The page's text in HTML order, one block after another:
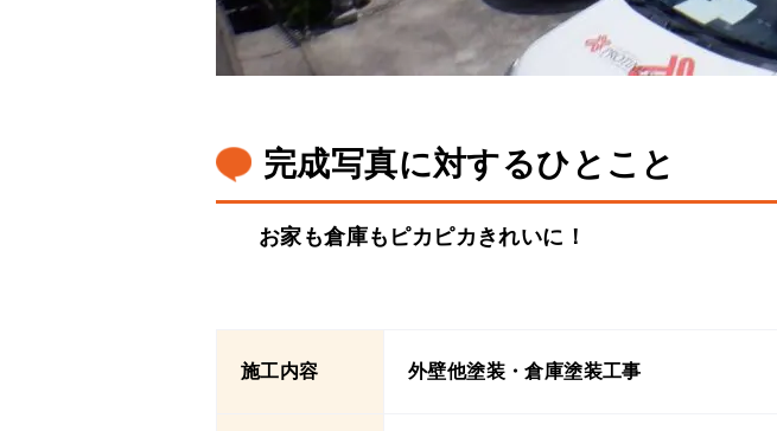
完成写真に対するひとこと
お家も倉庫もピカピカきれいに！
施工内容 外壁他塗装・倉庫塗装工事